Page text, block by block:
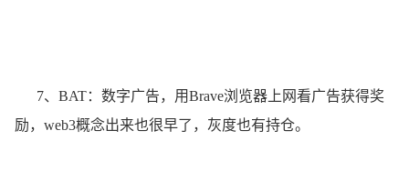
7、BAT：数字广告，用Brave浏览器上网看广告获得奖
励，web3概念出来也很早了，灰度也有持仓。